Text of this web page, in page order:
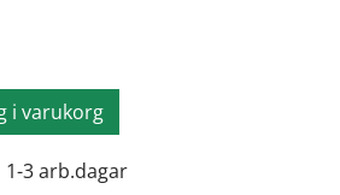
i varukorg
3 arb.dagar